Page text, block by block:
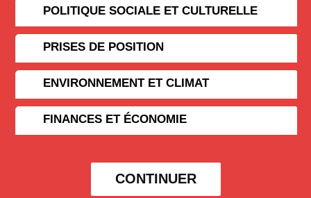
POLITIQUE SOCIALE ET CULTURELLE
PRISES DE POSITION
ENVIRONNEMENT ET CLIMAT
FINANCES ET ÉCONOMIE
CONTINUER